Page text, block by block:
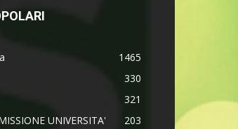
1465
330
321
UNIVERSITA'
203